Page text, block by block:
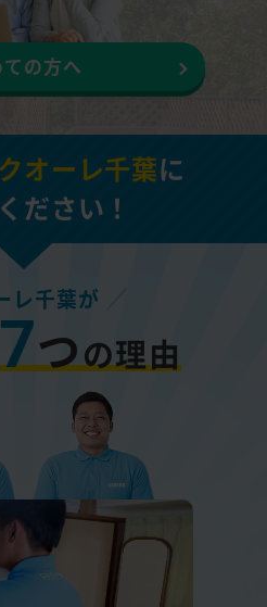
の方へ
オーレ千葉に
ださい！
レ千葉が
7つの理由